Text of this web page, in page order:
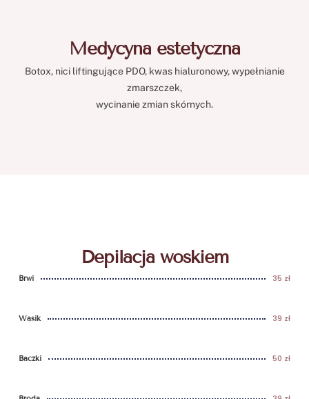
Medycyna estetyczna
Botox, nici liftingujące PDO, kwas hialuronowy, wypełnianie
zmarszczek,
wycinanie zmian skórnych.
Depilacja woskiem
Brwi 35 zł
Wąsik 39 zł
Baczki 50 zł